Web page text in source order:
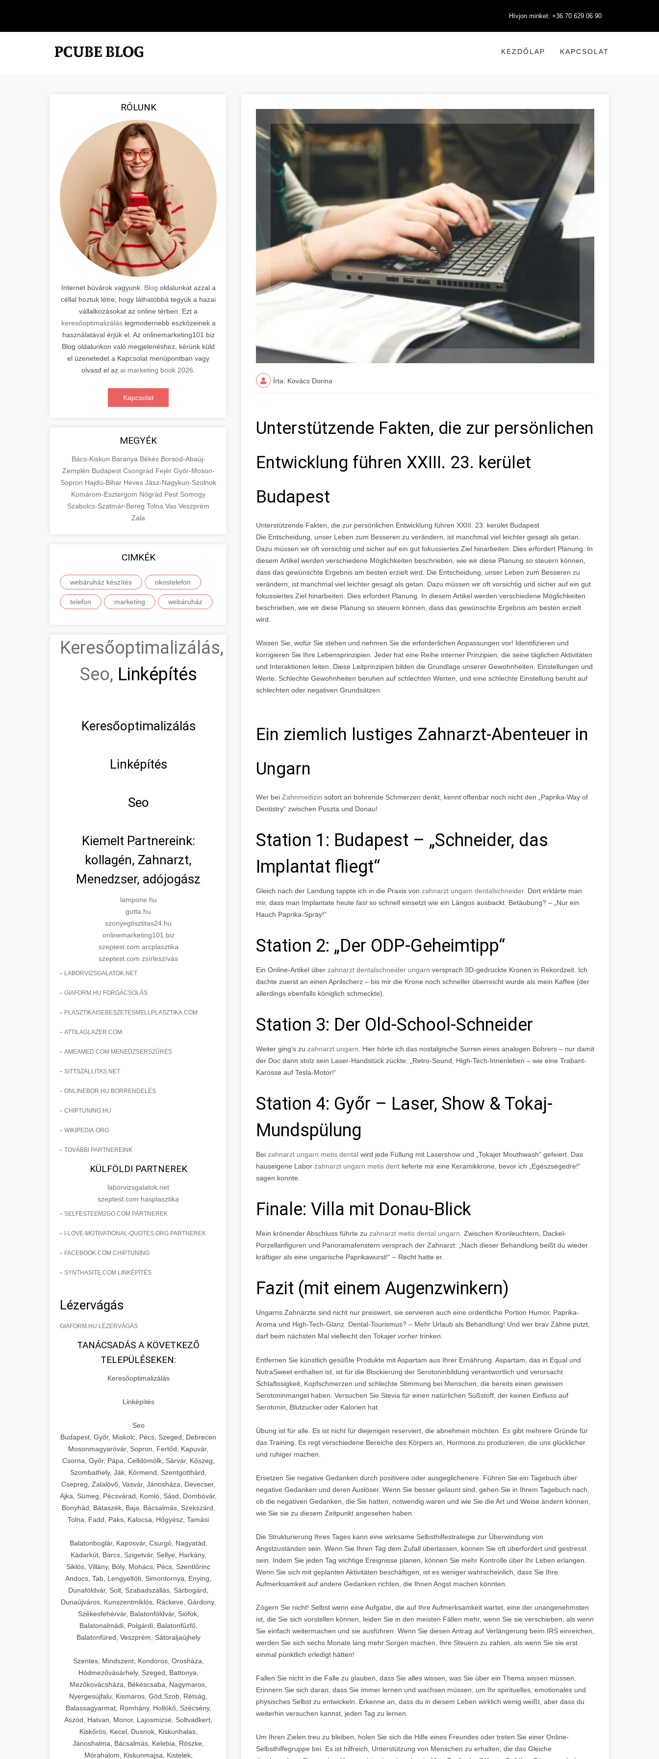
Hívjon minket: +36 70 629 06 90
KEZDŐLAP KAPCSOLAT
RÓLUNK
Internet búvárok vagyunk. Blog oldalunkat azzal a
céllal hoztuk létre, hogy láthatóbbá tegyük a hazai
vállalkozásokat az online térben. Ezt a
keresőoptimalizáláslegmodernebb eszközeinek a
használatával érjük el. Az onlinemarketing101.biz
Blog oldalunkon való megjelenéshez, kérünk küld
el üzenetedet a Kapcsolat menüpontban vagy
olvasd el az ai marketing book 2026
Kapcsolat
MEGYÉK
Bács-Kiskun Baranya Békés Borsod-Abaúj-
Zemplén Budapest Csongrád Fejér Győr-Moson-
Sopron Hajdú-Bihar Heves Jász-Nagykun-Szolnok
Komárom-Esztergom Nógrád Pest Somogy
Szabolcs-Szatmár-Bereg Tolna Vas Veszprém
Zala
CIMKÉK
webáruház készítés okostelefon
telefon marketing webáruház
Keresőoptimalizálás,
Seo, Linképítés
Keresőoptimalizálás
Linképítés
Seo
Kiemelt Partnereink:
kollagén, Zahnarzt,
Menedzser, adójogász
lampone.hu
gutta.hu
szonyegtisztitas24.hu
onlinemarketing101.biz
szeptest.com arcplasztika
szeptest.com zsírleszívás
- LABORVIZSGALATOK.NET
- GIAFORM.HU FORGÁCSOLÁS
- PLASZTIKAISEBESZETESMELLPLASZTIKA.COM
- ATTILAGLAZER.COM
- AMEAMED.COM MENEDZSERSZŰRÉS
- SITTSZALLITAS.NET
- ONLINEBOR.HU BORRENDELÉS
- CHIPTUNING.HU
- WIKIPEDIA.ORG
- TOVÁBBI PARTNEREINK
KÜLFÖLDI PARTNEREK
laborvizsgalatok.net
szeptest.com hasplasztika
- SELFESTEEM2GO.COM PARTNEREK
- I-LOVE-MOTIVATIONAL-QUOTES.ORG PARTNEREK
- FACEBOOK.COM CHIPTUNING
- SYNTHASITE.COM LINKÉPÍTÉS
Lézervágás
GIAFORM.HU LÉZERVÁGÁS
TANÁCSADÁS A KÖVETKEZŐ
TELEPÜLÉSEKEN:
Keresőoptimalizálás
Linképítés
Seo
Budapest, Győr, Miskolc, Pécs, Szeged, Debrecen
Mosonmagyaróvár, Sopron, Fertőd, Kapuvár,
Csorna, Győr, Pápa, Celldömölk, Sárvár, Kőszeg,
Szombathely, Ják, Körmend, Szentgotthárd,
Csepreg, Zalalövő, Vasvár, Jánosháza, Devecser,
Ajka, Sümeg, Pécsvárad, Komló, Sásd, Dombóvár,
Bonyhád, Bátaszék, Baja, Bácsalmás, Szekszárd,
Tolna, Fadd, Paks, Kalocsa, Hőgyész, Tamási
Balatonboglár, Kaposvár, Csurgó, Nagyatád,
Kadarkút, Barcs, Szigetvár, Sellye, Harkány,
Siklós, Villány, Bóly, Mohács, Pécs, Szentlőrinc
Andocs, Tab, Lengyeltóti, Simontornya, Enying,
Dunaföldvár, Solt, Szabadszállás, Sárbogárd,
Dunaújváros, Kunszentmiklós, Ráckeve, Gárdony,
Székesfehérvár, Balatonföldvár, Siófok,
Balatonalmádi, Polgárdi, Balatonfűzfő,
Balatonfüred, Veszprém, Sátoraljaújhely
Szentes, Mindszent, Kondoros, Orosháza,
Hódmezővásárhely, Szeged, Battonya,
Mezőkovácsháza, Békéscsaba, Nagymaros,
Nyergesújfalu, Kismaros, Göd,Szob, Rétság,
Balassagyarmat, Romhány, Hollókő, Szécsény,
Aszód, Hatvan, Monor, Lajosmizse, Soltvadkert,
Kiskőrös, Kecel, Dusnok, Kiskunhalas,
Jánoshalma, Bácsalmás, Kelebia, Röszke,
Mórahalom, Kiskunmajsa, Kistelek,
Írta: Kovács Dorina
Unterstützende Fakten, die zur persönlichen
Entwicklung führen XXIII. 23. kerület
Budapest
Unterstützende Fakten, die zur persönlichen Entwicklung führen XXIII. 23. kerület Budapest
Die Entscheidung, unser Leben zum Besseren zu verändern, ist manchmal viel leichter gesagt als getan.
Dazu müssen wir oft vorsichtig und sicher auf ein gut fokussiertes Ziel hinarbeiten. Dies erfordert Planung. In
diesem Artikel werden verschiedene Möglichkeiten beschrieben, wie wir diese Planung so steuern können,
dass das gewünschte Ergebnis am besten erzielt wird. Die Entscheidung, unser Leben zum Besseren zu
verändern, ist manchmal viel leichter gesagt als getan. Dazu müssen wir oft vorsichtig und sicher auf ein gut
fokussiertes Ziel hinarbeiten. Dies erfordert Planung. In diesem Artikel werden verschiedene Möglichkeiten
beschrieben, wie wir diese Planung so steuern können, dass das gewünschte Ergebnis am besten erzielt
wird.
Wissen Sie, wofür Sie stehen und nehmen Sie die erforderlichen Anpassungen vor! Identifizieren und
korrigieren Sie Ihre Lebensprinzipien. Jeder hat eine Reihe interner Prinzipien, die seine täglichen Aktivitäten
und Interaktionen leiten. Diese Leitprinzipien bilden die Grundlage unserer Gewohnheiten, Einstellungen und
Werte. Schlechte Gewohnheiten beruhen auf schlechten Werten, und eine schlechte Einstellung beruht auf
schlechten oder negativen Grundsätzen.
Ein ziemlich lustiges Zahnarzt-Abenteuer in
Ungarn
Wer bei Zahnmedizin sofort an bohrende Schmerzen denkt, kennt offenbar noch nicht den „Paprika-Way of
Dentistry“ zwischen Puszta und Donau!
Station 1: Budapest – „Schneider, das
Implantat fliegt“
Gleich nach der Landung tappte ich in die Praxis von zahnarzt ungarn dentalschneider. Dort erklärte man
mir, dass man Implantate heute fastso schnell einsetzt wie ein Lángos ausbackt. Betäubung? – „Nur ein
Hauch Paprika-Spray!“
Station 2: „Der ODP-Geheimtipp“
Ein Online-Artikel über zahnarzt dentalschneider ungarn versprach 3D-gedruckte Kronen in Rekordzeit. Ich
dachte zuerst an einen Aprilscherz – bis mir die Krone noch schneller überreicht wurde als mein Kaffee (der
allerdings ebenfalls königlich schmeckte).
Station 3: Der Old-School-Schneider
Weiter ging’s zu zahnarzt ungarn . Hier hörte ich das nostalgische Surren eines analogen Bohrers – nur damit
der Doc dann stolz sein Laser-Handstück zückte: „Retro-Sound, High-Tech-Innenleben – wie eine Trabant-
Karosse auf Tesla-Motor!“
Station 4: Győr – Laser, Show & Tokaj-
Mundspülung
Bei zahnarzt ungarn metis dental wird jede Füllung mit Lasershow und Tokajer Mouthwash
gefeiert. Das
hauseigene Labor zahnarzt ungarn metis dent lieferte mir eine Keramikkrone, bevor ich „Egészségedre!“
sagen konnte.
Finale: Villa mit Donau-Blick
Mein krönender Abschluss führte zu zahnarzt metis dental ungarn . Zwischen Kronleuchtern, Dackel-
Porzellanfiguren und Panoramafenstern versprach der Zahnarzt: „Nach dieser Behandlung beißt du wieder
kräftiger als eine ungarische Paprikawurst!“ – Recht hatte er.
Fazit (mit einem Augenzwinkern)
Ungarns Zahnärzte sind nicht nur preiswert, sie servieren auch eine ordentliche Portion Humor, Paprika-
Aroma und High-Tech-Glanz. Dental-Tourismus? – Mehr Urlaub als Behandlung! Und wer brav Zähne putzt,
darf beim nächsten Mal vielleicht den Tokajer vorher trinken.
Entfernen Sie künstlich gesüßte Produkte mit Aspartam aus Ihrer Ernährung. Aspartam, das in Equal und
NutraSweet enthalten ist, ist für die Blockierung der Serotoninbildung verantwortlich und verursacht
Schlaflosigkeit, Kopfschmerzen und schlechte Stimmung bei Menschen, die bereits einen gewissen
Serotoninmangel haben. Versuchen Sie Stevia für einen natürlichen Süßstoff, der keinen Einfluss auf
Serotonin, Blutzucker oder Kalorien hat.
Übung ist für alle. Es ist nicht für diejenigen reserviert, die abnehmen möchten. Es gibt mehrere Gründe für
das Training. Es regt verschiedene Bereiche des Körpers an, Hormone zu produzieren, die uns glücklicher
und ruhiger machen.
Ersetzen Sie negative Gedanken durch positivere oder ausgeglichenere. Führen Sie ein Tagebuch über
negative Gedanken und deren Auslöser. Wenn Sie besser gelaunt sind, gehen Sie in Ihrem Tagebuch nach,
ob die negativen Gedanken, die Sie hatten, notwendig waren und wie Sie die Art und Weise ändern können,
wie Sie sie zu diesem Zeitpunkt angesehen haben.
Die Strukturierung Ihres Tages kann eine wirksame Selbsthilfestrategie zur Überwindung von
Angstzuständen sein. Wenn Sie Ihren Tag dem Zufall überlassen, können Sie oft überfordert und gestresst
sein. Indem Sie jeden Tag wichtige Ereignisse planen, können Sie mehr Kontrolle über Ihr Leben erlangen.
Wenn Sie sich mit geplanten Aktivitäten beschäftigen, ist es weniger wahrscheinlich, dass Sie Ihre
Aufmerksamkeit auf andere Gedanken richten, die Ihnen Angst machen könnten.
Zögern Sie nicht! Selbst wenn eine Aufgabe, die auf Ihre Aufmerksamkeit wartet, eine der unangenehmsten
ist, die Sie sich vorstellen können, leiden Sie in den meisten Fällen mehr, wenn Sie sie verschieben, als wenn
Sie einfach weitermachen und sie ausführen. Wenn Sie diesen Antrag auf Verlängerung beim IRS einreichen,
werden Sie sich sechs Monate lang mehr Sorgen machen, Ihre Steuern zu zahlen, als wenn Sie sie erst
einmal pünktlich erledigt hätten!
Fallen Sie nicht in die Falle zu glauben, dass Sie alles wissen, was Sie über ein Thema wissen müssen.
Erinnern Sie sich daran, dass Sie immer lernen und wachsen müssen, um Ihr spirituelles, emotionales und
physisches Selbst zu entwickeln. Erkenne an, dass du in diesem Leben wirklich wenig weißt, aber dass du
weiterhin versuchen kannst, jeden Tag zu lernen.
Um Ihren Zielen treu zu bleiben, holen Sie sich die Hilfe eines Freundes oder treten Sie einer Online-
Selbsthilfegruppe bei. Es ist hilfreich, Unterstützung von Menschen zu erhalten, die das Gleiche